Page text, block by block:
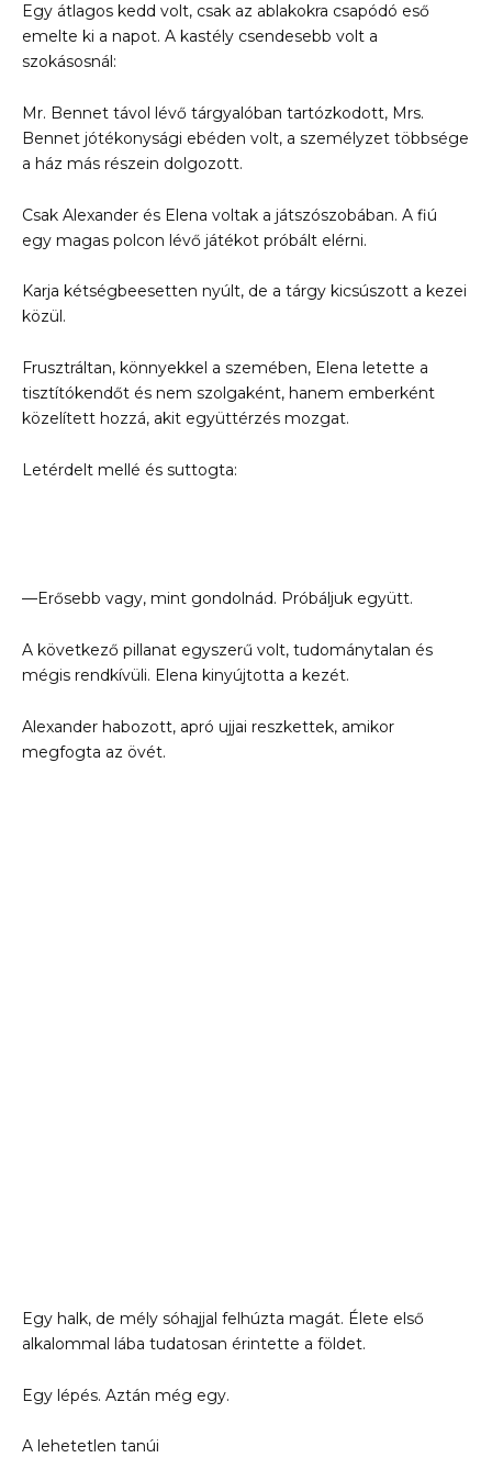
Egy átlagos kedd volt, csak az ablakokra csapódó eső
emelte ki a napot. A kastély csendesebb volt a
szokásosnál:
Mr. Bennet távol lévő tárgyalóban tartózkodott, Mrs.
Bennet jótékonysági ebéden volt, a személyzet többsége
a ház más részein dolgozott.
Csak Alexander és Elena voltak a játszószobában. A fiú
egy magas polcon lévő játékot próbált elérni.
Karja kétségbeesetten nyúlt, de a tárgy kicsúszott a kezei
közül.
Frusztráltan, könnyekkel a szemében, Elena letette a
tisztítókendőt és nem szolgaként, hanem emberként
közelített hozzá, akit együttérzés mozgat.
Letérdelt mellé és suttogta:
—Erősebb vagy, mint gondolnád. Próbáljuk együtt.
A következő pillanat egyszerű volt, tudománytalan és
mégis rendkívüli. Elena kinyújtotta a kezét.
Alexander habozott, apró ujjai reszkettek, amikor
megfogta az övét.
Egy halk, de mély sóhajjal felhúzta magát. Élete első
alkalommal lába tudatosan érintette a földet.
Egy lépés. Aztán még egy.
A lehetetlen tanúi